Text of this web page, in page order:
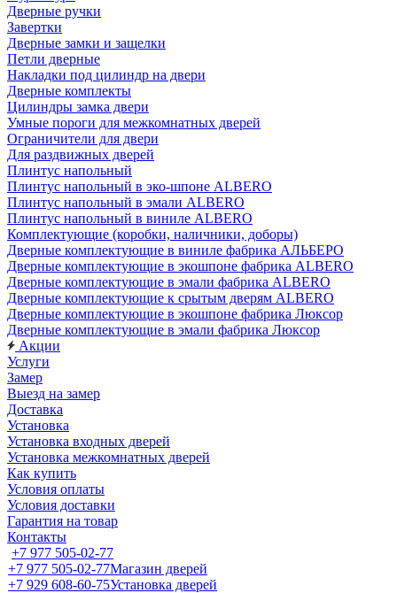
Дверные ручки
Завертки
Дверные замки и защелки
Петли дверные
Накладки под цилиндр на двери
Дверные комплекты
Цилиндры замка двери
Умные пороги для межкомнатных дверей
Ограничители для двери
Для раздвижных дверей
Плинтус напольный
Плинтус напольный в эко-шпоне ALBERO
Плинтус напольный в эмали ALBERO
Плинтус напольный в виниле ALBERO
Комплектующие (коробки, наличники, доборы)
Дверные комплектующие в виниле фабрика АЛЬБЕРО
Дверные комплектующие в экошпоне фабрика ALBERO
Дверные комплектующие в эмали фабрика ALBERO
Дверные комплектующие к срытым дверям ALBERO
Дверные комплектующие в экошпоне фабрика Люксор
Дверные комплектующие в эмали фабрика Люксор
Акции
Услуги
Замер
Выезд на замер
Доставка
Установка
Установка входных дверей
Установка межкомнатных дверей
Как купить
Условия оплаты
Условия доставки
Гарантия на товар
Контакты
+7 977 505-02-77
+7 977 505-02-77Магазин дверей
+7 929 608-60-75Установка дверей